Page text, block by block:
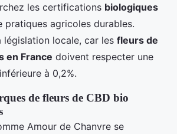
les certifications biologiques
pratiques agricoles durables.
législation locale, car les fleurs de
en France doivent respecter une
à 0,2%.
de fleurs de CBD bio
Amour de Chanvre se